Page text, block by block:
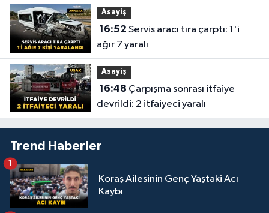
Asayiş
16:52
ağır 7 yaralı
Asayiş
16:48
devrildi: 2 itfaiyeci yaralı
Trend Haberler
Koraş Ailesinin Genç Yaştaki Acı
Kaybı
1